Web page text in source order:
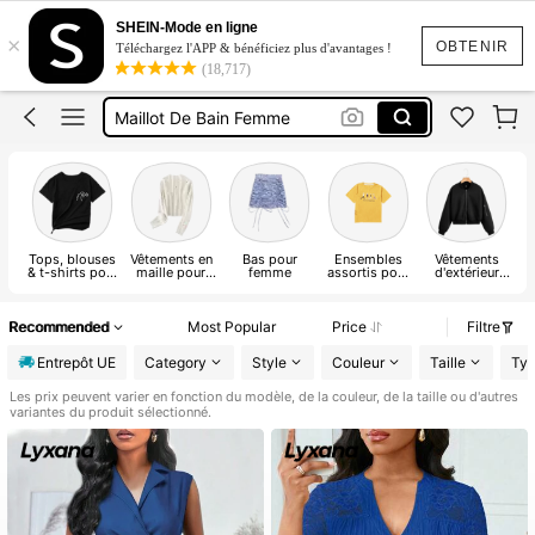
OBTENIR
×
SHEIN-Mode en ligne
Téléchargez l'APP & bénéficiez plus d'avantages !
(18,717)
Robe
Maillot De Bain
Maillot De Bain Femme
Maillot De Bain 2 Pieces
Robe
Tops, blouses
& t-shirts pour
Vêtements en
maille pour
Bas pour
femme
Ensembles
assortis pour
Vêtements
d'extérieur
Recommended Most Popular Price
Filtre
Entrepôt UE
Category Style Couleur Taille
Les prix peuvent varier en fonction du modèle, de la couleur, de la taille ou d'autres
variantes du produit sélectionné.